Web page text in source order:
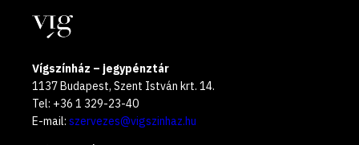
Helyszínek
Vígszínház – jegypénztár
1137 Budapest, Szent István krt. 14.
Tel: +36 1 329-23-40
E-mail: szervezes@vigszinhaz.hu